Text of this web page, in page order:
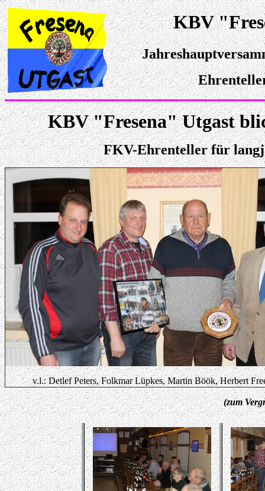
KBV
KBV "Fresena" Utgast
FKV-Ehrenteller für
v.l.: Detlef Peters, Folkmar Lüpkes, Martin Böök, Herbert
(zum